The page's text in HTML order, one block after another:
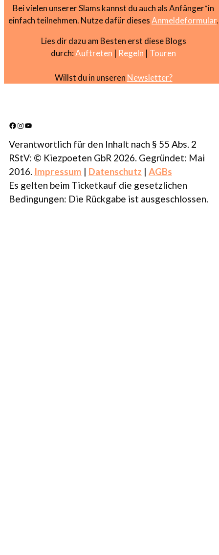
Bei vielen unserer Slams kannst du auch als Anfänger*in
einfach teilnehmen. Nutze dafür diesesAnmeldeformular.
Lies dir dazu am Besten erst diese Blogs
durch:Auftreten | Regeln | Touren
Willst du in unseren Newsletter?
Facebook
Instagram
YouTube
Verantwortlich für den Inhalt nach § 55 Abs. 2
RStV: © Kiezpoeten GbR 2026. Gegründet: Mai
2016. Impressum | Datenschutz | AGBs
Es gelten beim Ticketkauf die gesetzlichen
Bedingungen: Die Rückgabe ist ausgeschlossen.